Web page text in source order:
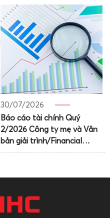
dividends for 2025
30/07/2026
Báo cáo tài chính Quý
2/2026 Công ty mẹ và Văn
bản giải trình/Financial
statements Q2.2026 – PC